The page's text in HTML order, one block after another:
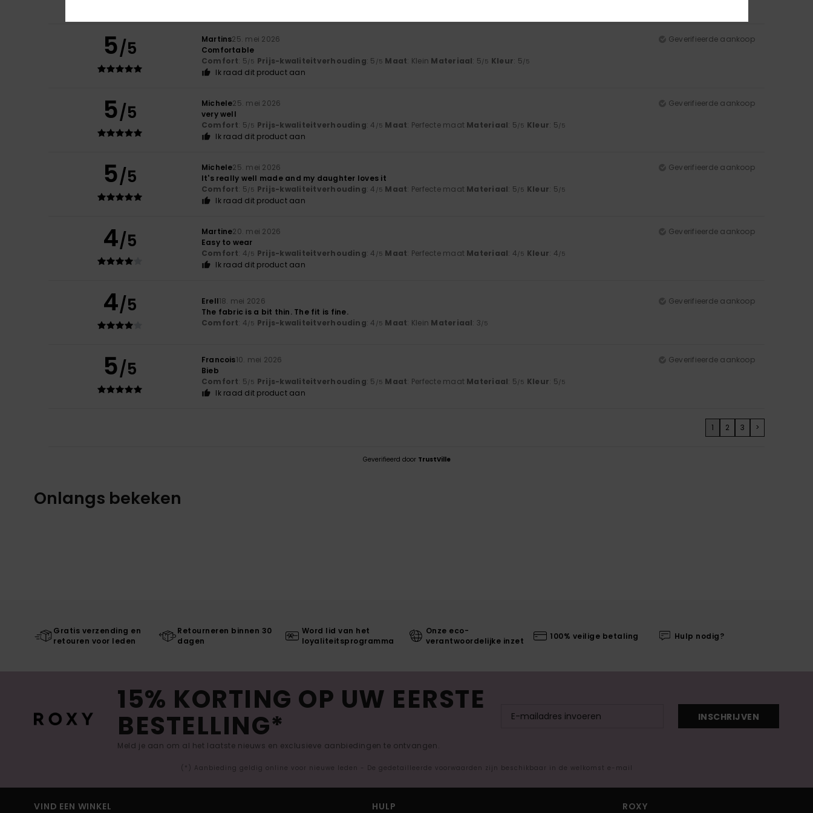
5/5 Martins25. mei 2026
Geverifieerde aankoop
Comfortable
Comfort: 5/5 Prijs-kwaliteitverhouding: 5 /5 Maat: Klein Materiaal: 5/5 Kleur: 5/5
Ik raad dit product aan
5/5 Michele25. mei 2026
Geverifieerde aankoop
very well
Comfort: 5/5 Prijs-kwaliteitverhouding: 4 /5 Maat: Perfecte maat Materiaal: 5/5 Kleur: 5/5
Ik raad dit product aan
5/5 Michele25. mei 2026
Geverifieerde aankoop
It's really well made and my daughter loves it
Comfort: 5/5 Prijs-kwaliteitverhouding: 4 /5 Maat: Perfecte maat Materiaal: 5/5 Kleur: 5/5
Ik raad dit product aan
4/5 Martine20. mei 2026
Geverifieerde aankoop
Easy to wear
Comfort: 4/5 Prijs-kwaliteitverhouding: 4 /5 Maat: Perfecte maat Materiaal: 4/5 Kleur: 4/5
Ik raad dit product aan
4/5 Erell18. mei 2026
Geverifieerde aankoop
The fabric is a bit thin. The fit is fine.
Comfort: 4/5 Prijs-kwaliteitverhouding: 4 /5 Maat: Klein Materiaal: 3/5
5/5 Francois10. mei 2026
Geverifieerde aankoop
Bieb
Comfort: 5/5 Prijs-kwaliteitverhouding: 5 /5 Maat: Perfecte maat Materiaal: 5/5 Kleur: 5/5
Ik raad dit product aan
1 2 3 >
Geverifieerd door TrustVille
Onlangs bekeken
Gratis verzending en
retouren voor leden
Retourneren binnen 30
dagen
Word lid van het
loyaliteitsprogramma
Onze eco-
verantwoordelijke inzet
100% veilige betaling Hulp nodig?
15% KORTING OP UW EERSTE
BESTELLING*
Meld je aan om al het laatste nieuws en exclusieve aanbiedingen te ontvangen.
INSCHRIJVEN
(*) Aanbieding geldig online voor nieuwe leden - De gedetailleerde voorwaarden zijn beschikbaar in de welkomst e-mail
VIND EEN WINKEL HULP ROXY